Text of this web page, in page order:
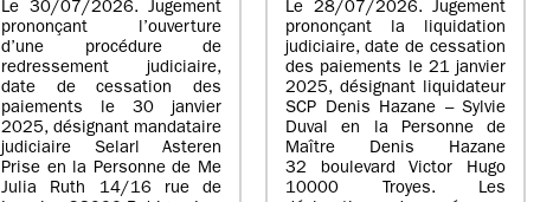
Le 30/07/2026. Jugement
prononçant l’ouverture
d’une procédure de
redressement judiciaire,
date de cessation des
paiements le 30 janvier
2025, désignant mandataire
judiciaire Selarl Asteren
Prise en la Personne de Me
Julia Ruth 14/16 rue de
Le 28/07/2026. Jugement
prononçant la liquidation
judiciaire, date de cessation
des paiements le 21 janvier
2025, désignant liquidateur
SCP Denis Hazane – Sylvie
Duval en la Personne de
Maître Denis Hazane
32 boulevard Victor Hugo
10000 Troyes. Les